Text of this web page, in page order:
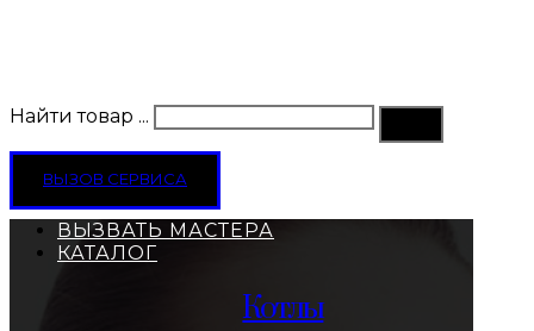
Найти товар ...
ВЫЗОВ СЕРВИСА
ВЫЗВАТЬ МАСТЕРА
КАТАЛОГ
Котлы